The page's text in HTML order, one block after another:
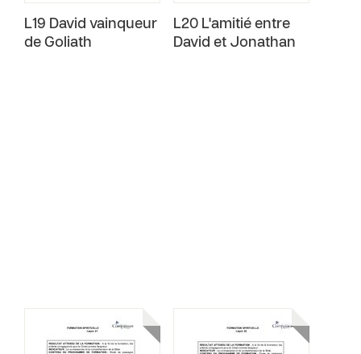
L19 David vainqueur
de Goliath
L20 L'amitié entre
David et Jonathan